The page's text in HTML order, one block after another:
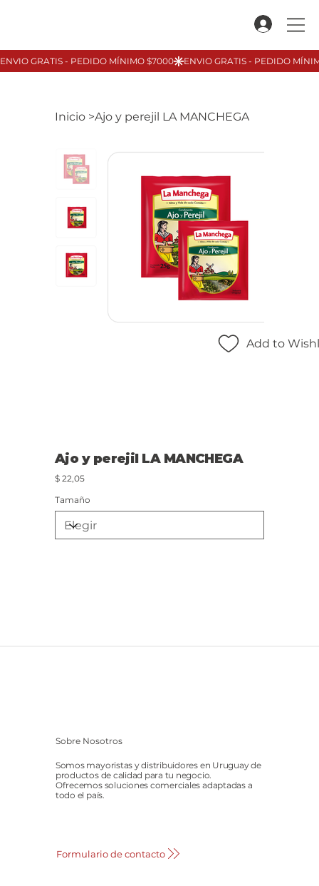
Inicio >Ajo y perejil LA MANCHEGA
Ajo y perejil LA MANCHEGA
Precio
$ 22,05
Tamaño
Add to
Sobre Nosotros
Somos mayoristas y distribuidores en Uruguay de
productos de calidad para tu negocio.
Ofrecemos soluciones comerciales adaptadas a
todo el país.
Formulario de contacto